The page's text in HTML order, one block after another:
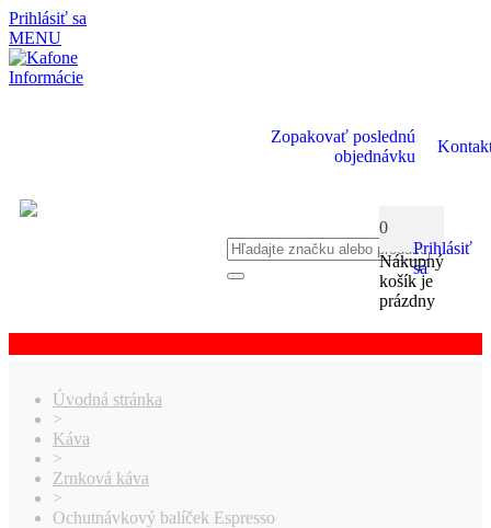
Prihlásiť sa
MENU
Informácie
Zopakovať poslednú
objednávku
0
Nákupný
košík je
prázdny
Prihlásiť
sa
Úvodná stránka
>
Káva
>
Zrnková káva
>
Ochutnávkový balíček Espresso